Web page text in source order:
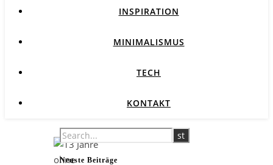
INSPIRATION
MINIMALISMUS
TECH
KONTAKT
Neuste Beiträge